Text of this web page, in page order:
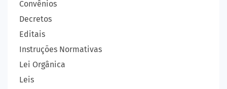
Convênios
Decretos
Editais
Instruções Normativas
Lei Orgânica
Leis